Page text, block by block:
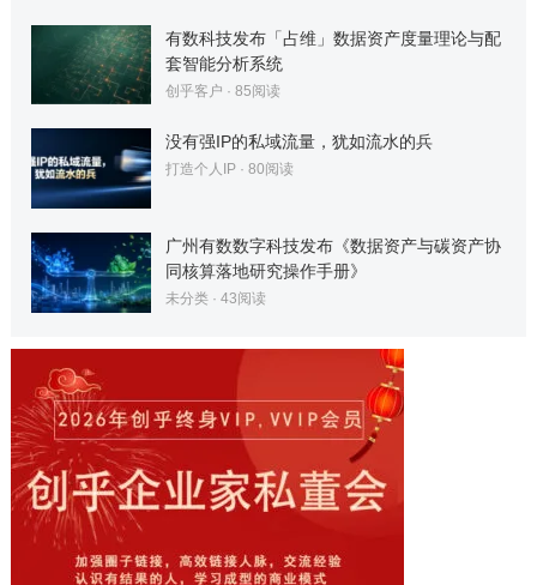
有数科技发布「占维」数据资产度量理论与配
套智能分析系统
创乎客户 · 85阅读
没有强IP的私域流量，犹如流水的兵
打造个人IP· 80阅读
广州有数数字科技发布《数据资产与碳资产协
同核算落地研究操作手册》
未分类· 43阅读